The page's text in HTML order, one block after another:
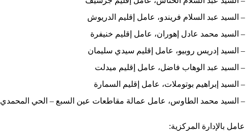
– السيد عبد السلام فريندو، عامل إقليم الدريوش
– السيد محمد عادل إهوران، عامل إقليم خنيفرة
– السيد إدريس روبيو، عامل إقليم سيدي سليمان
– السيد عبد الوهاب فاضل، عامل إقليم ميدلت
– السيد إبراهيم بوتوملات، عامل إقليم السمارة
– السيد محمد الطاوس، عامل عمالة مقاطعات عين السبع – الحي المحمدي
عامل بالإدارة المركزية: